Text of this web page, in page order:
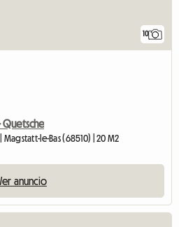
10
Quetsche
le-Bas (68510) | 20 M2
anuncio